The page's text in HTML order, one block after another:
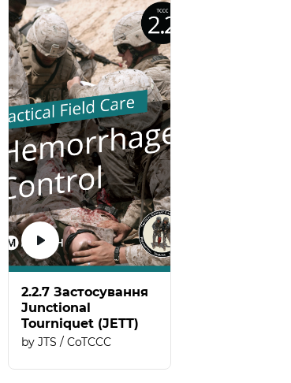
2.2.7 Застосування
Junctional
Tourniquet (JETT)
JTS / CoTCCC